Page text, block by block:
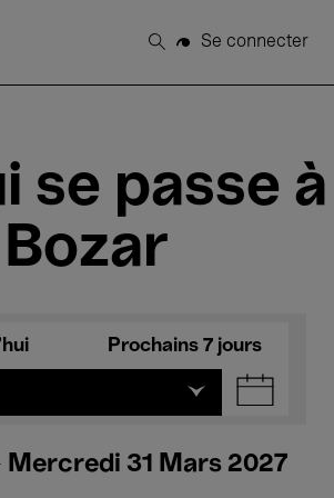
Rechercher
Se connecter
se passe à
Bozar
Prochains 7 jours
Mercredi 31 Mars 2027